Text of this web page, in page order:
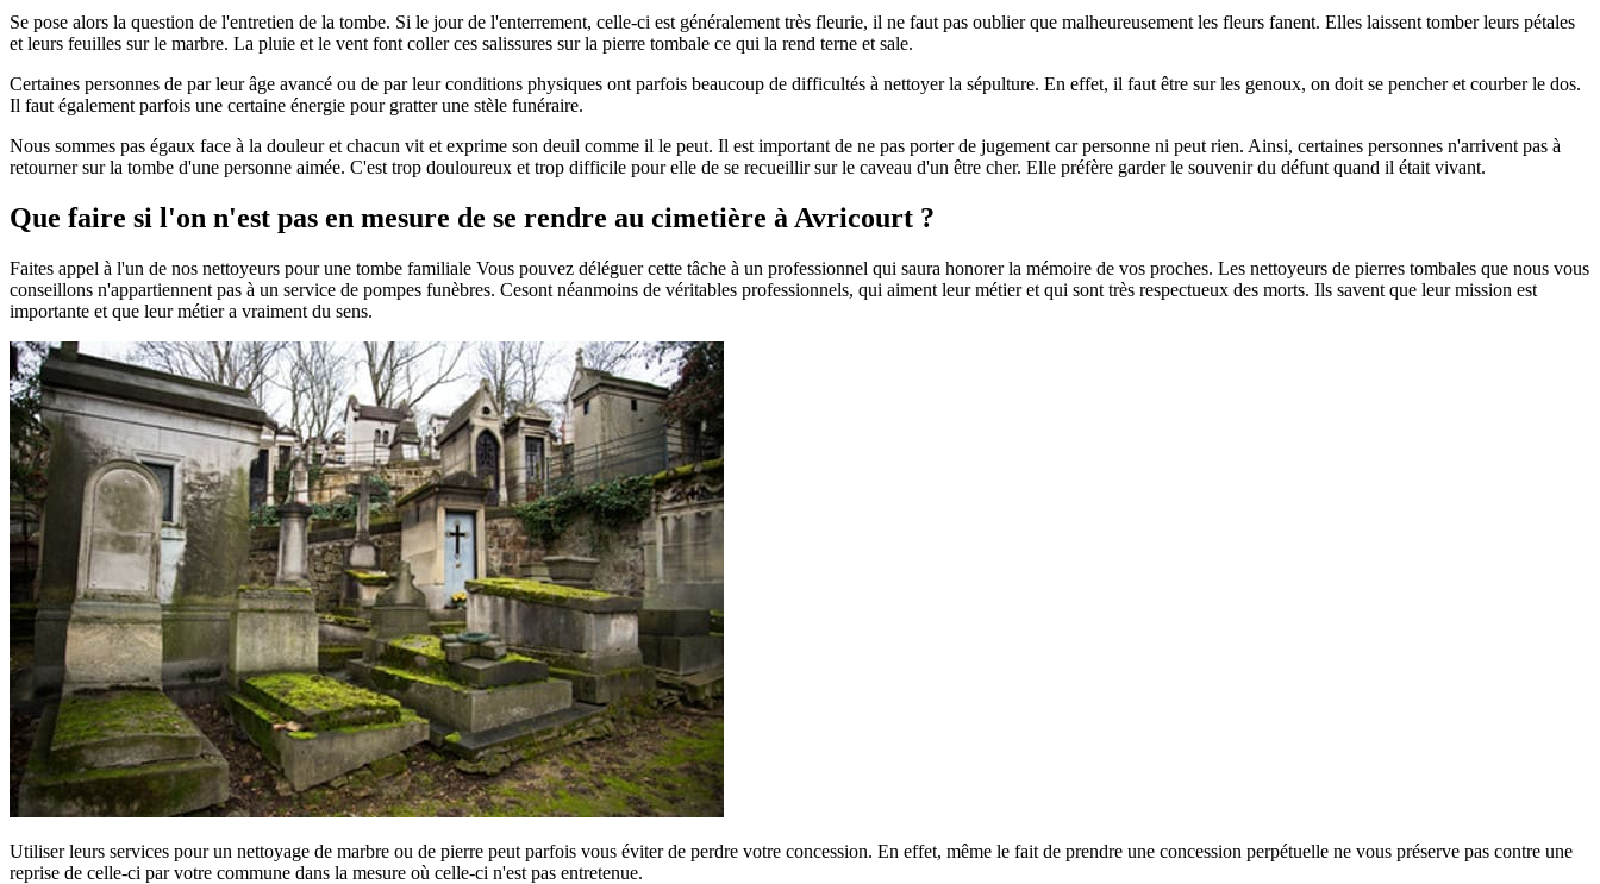
Se pose alors la question de l'entretien de la tombe. Si le jour de l'enterrement, celle-ci est généralement très fleurie, il ne faut pas oublier que malheureusement les fleurs fanent. Elles laissent tomber leurs pétales
et leurs feuilles sur le marbre. La pluie et le vent font coller ces salissures sur la pierre tombale ce qui la rend terne et sale.
Certaines personnes de par leur âge avancé ou de par leur conditions physiques ont parfois beaucoup de difficultés à nettoyer la sépulture. En effet, il faut être sur les genoux, on doit se pencher et courber le dos.
Il faut également parfois une certaine énergie pour gratter une stèle funéraire.
Nous sommes pas égaux face à la douleur et chacun vit et exprime son deuil comme il le peut. Il est important de ne pas porter de jugement car personne ni peut rien. Ainsi, certaines personnes n'arrivent pas à
retourner sur la tombe d'une personne aimée. C'est trop douloureux et trop difficile pour elle de se recueillir sur le caveau d'un être cher. Elle préfère garder le souvenir du défunt quand il était vivant.
Que faire si l'on n'est pas en mesure de se rendre au cimetière à Avricourt ?
Faites appel à l'un de nos nettoyeurs pour une tombe familiale Vous pouvez déléguer cette tâche à un professionnel qui saura honorer la mémoire de vos proches. Les nettoyeurs de pierres tombales que nous vous
conseillons n'appartiennent pas à un service de pompes funèbres. Cesont néanmoins de véritables professionnels, qui aiment leur métier et qui sont très respectueux des morts. Ils savent que leur mission est
importante et que leur métier a vraiment du sens.
Utiliser leurs services pour un nettoyage de marbre ou de pierre peut parfois vous éviter de perdre votre concession. En effet, même le fait de prendre une concession perpétuelle ne vous préserve pas contre une
reprise de celle-ci par votre commune dans la mesure où celle-ci n'est pas entretenue.